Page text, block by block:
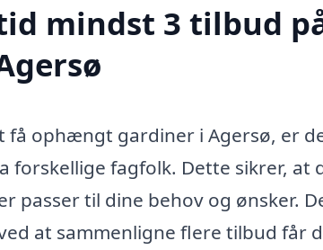
mindst 3 tilbud
få ophængt gardiner i Agersø, er
forskellige fagfolk. Dette sikrer, at
passer til dine behov og ønsker.
at sammenligne flere tilbud får